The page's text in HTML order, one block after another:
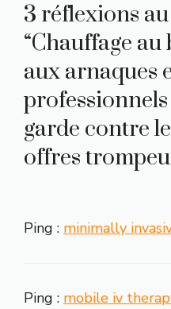
3 réflexions
“Chauffage
aux arnaques
garde contre
offres
Ping : minimally
Ping : mobile iv